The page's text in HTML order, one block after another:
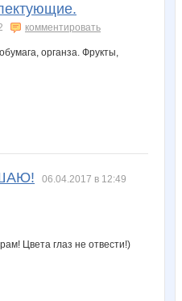
комментировать
06.04.2017 в 12:49
Цвета глаз не отвести!)